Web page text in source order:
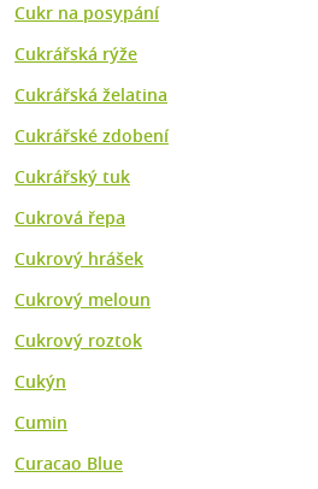
Cukr na posypání
Cukrářská rýže
Cukrářská želatina
Cukrářské zdobení
Cukrářský tuk
Cukrová řepa
Cukrový hrášek
Cukrový meloun
Cukrový roztok
Cukýn
Cumin
Curacao Blue